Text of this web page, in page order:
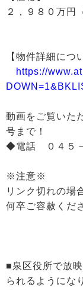
２，９８０万円
【物件詳細につ
https://
動画をご覧いた
号まで！
◆電話 ０４５－
※注意※
リンク切れの場
何卒ご容赦くだ
■泉区役所で放
られるようにな